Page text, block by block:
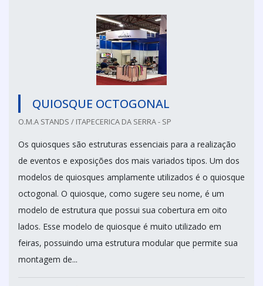
QUIOSQUE OCTOGONAL
O.M.A STANDS / ITAPECERICA DA SERRA - SP
Os quiosques são estruturas essenciais para a realização
de eventos e exposições dos mais variados tipos. Um dos
modelos de quiosques amplamente utilizados é o quiosque
octogonal. O quiosque, como sugere seu nome, é um
modelo de estrutura que possui sua cobertura em oito
lados. Esse modelo de quiosque é muito utilizado em
feiras, possuindo uma estrutura modular que permite sua
montagem de...